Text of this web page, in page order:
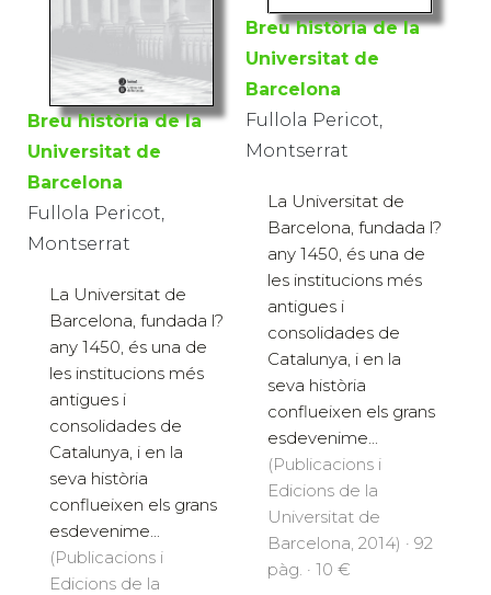
Breu història de la
Universitat de
Barcelona
Fullola Pericot,
Montserrat
La Universitat de
Barcelona, fundada l?
any 1450, és una de
les institucions més
antigues i
consolidades de
Catalunya, i en la
seva història
conflueixen els grans
esdevenime...
(Publicacions i
Edicions de la
Breu història de la
Universitat de
Barcelona
Fullola Pericot,
Montserrat
La Universitat de
Barcelona, fundada l?
any 1450, és una de
les institucions més
antigues i
consolidades de
Catalunya, i en la
seva història
conflueixen els grans
esdevenime...
(Publicacions i
Edicions de la
Universitat de
Barcelona, 2014) · 92
pàg. · 10 €